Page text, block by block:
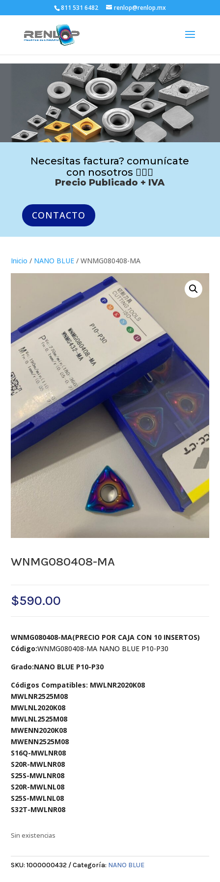
811 531 6482 renlop@renlop.mx
Necesitas factura? comunícate
con nosotros 🙋🏻‍♂️
Precio Publicado + IVA
CONTACTO
Inicio / NANO BLUE / WNMG080408-MA
WNMG080408-MA
$590.00
WNMG080408-MA(PRECIO POR CAJA CON 10 INSERTOS)
Código:WNMG080408-MA NANO BLUE P10-P30
Grado:NANO BLUE P10-P30
Códigos Compatibles: MWLNR2020K08
MWLNR2525M08
MWLNL2020K08
MWLNL2525M08
MWENN2020K08
MWENN2525M08
S16Q-MWLNR08
S20R-MWLNR08
S25S-MWLNR08
S20R-MWLNL08
S25S-MWLNL08
S32T-MWLNR08
Sin existencias
SKU:1000000432 Categoría: NANO BLUE